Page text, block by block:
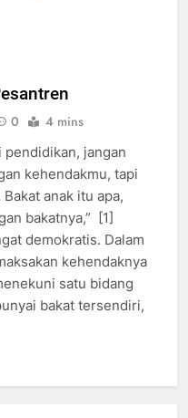
0 4 mins
pendidikan, jangan
kehendakmu, tapi
anak itu apa,
bakatnya,” [1]
demokratis. Dalam
kehendaknya
satu bidang
bakat tersendiri,